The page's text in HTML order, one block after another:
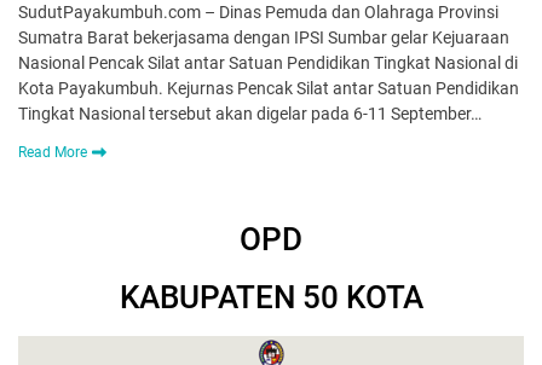
SudutPayakumbuh.com – Dinas Pemuda dan Olahraga Provinsi
Sumatra Barat bekerjasama dengan IPSI Sumbar gelar Kejuaraan
Nasional Pencak Silat antar Satuan Pendidikan Tingkat Nasional di
Kota Payakumbuh. Kejurnas Pencak Silat antar Satuan Pendidikan
Tingkat Nasional tersebut akan digelar pada 6-11 September…
Read More
OPD
KABUPATEN 50 KOTA